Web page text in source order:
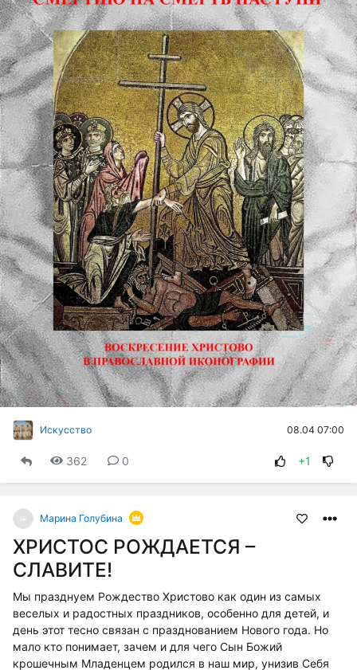
Искусство 08.04 07:00
362 0 +1
Марина Голубина
ХРИСТОС РОЖДАЕТСЯ –
СЛАВИТЕ!
Мы празднуем Рождество Христово как один из самых
веселых и радостных праздников, особенно для детей, и
день этот тесно связан с празднованием Нового года. Но
мало кто понимает, зачем и для чего Сын Божий
крошечным Младенцем родился в наш мир, унизив Себя